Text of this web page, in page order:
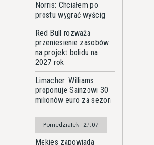
Norris: Chciałem po
prostu wygrać wyścig
Red Bull rozważa
przeniesienie zasobów
na projekt bolidu na
2027 rok
Limacher: Williams
proponuje Sainzowi 30
milionów euro za sezon
Poniedziałek 27.07
Mekies zapowiada